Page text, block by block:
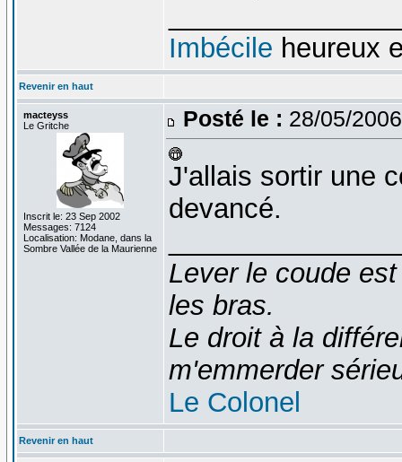
Imbécile heureux
Revenir en haut
macteyss
Le Gritche
Inscrit le: 23 Sep 2002
Messages: 7124
Localisation: Modane, dans la
Sombre Vallée de la Maurienne
Posté le : 28/05/
J'allais sortir une
devancé.
Lever le coude
les bras.
Le droit à la
m'emmerder
Le Colonel
Revenir en haut